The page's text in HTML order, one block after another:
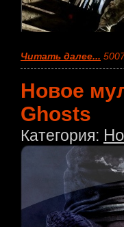
Читать далее...
Новое
Ghosts
Категория: